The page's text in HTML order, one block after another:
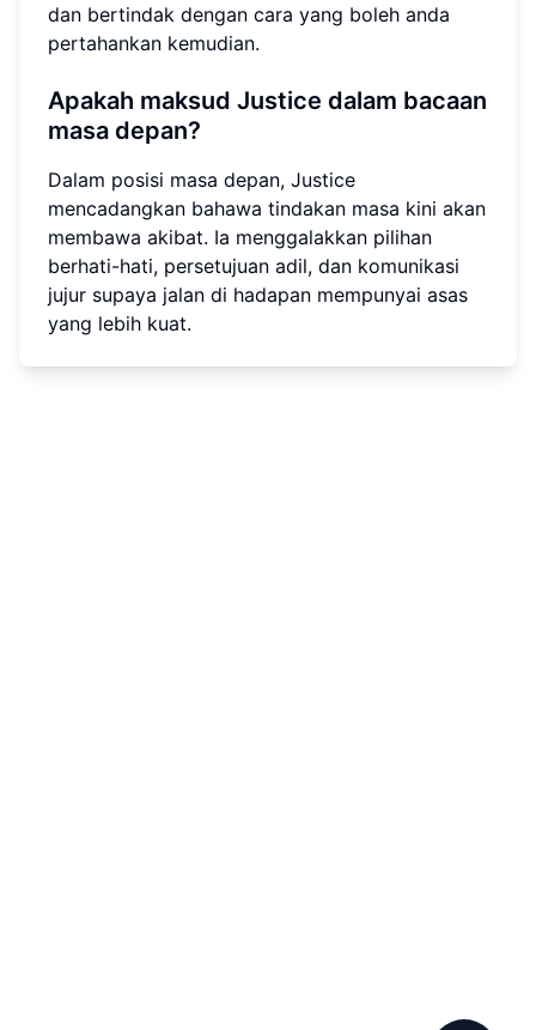
dan bertindak dengan cara yang boleh anda
pertahankan kemudian.
Apakah maksud Justice dalam bacaan
masa depan?
Dalam posisi masa depan, Justice
mencadangkan bahawa tindakan masa kini akan
membawa akibat. Ia menggalakkan pilihan
berhati-hati, persetujuan adil, dan komunikasi
jujur supaya jalan di hadapan mempunyai asas
yang lebih kuat.